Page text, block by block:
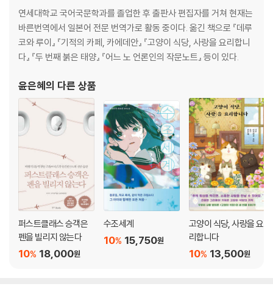
3-13 판타지 세계관 ② 84
3-14 미래 배경의 세계관 ① 86
3-15 미래 배경의 세계관 ② 88
COLUMN 3 절대적인 정답은 없다 다양한 해석과 관점을 참고하자 90
PART 4 사건의 배치, 플롯을 구성한다
4-1 플롯은 완성될 이야기의 예상도다 92
4-2 플롯의 기본 틀을 알아두자 94
4-3 플롯 쉽게 짜기 96
4-4 복선은 플롯 단계에서 생각한다 98
4-5 끌리는 플롯을 만드는 노하우 ① 100
4-6 끌리는 플롯을 만드는 노하우 ② 102
4-7 구성 항목을 참고해 밸런스가 잡힌 플롯을 만든다 104
4-8 잘 써지지 않을 때는 장애물을 만들어 본다 106
4-9 밋밋하다고 느껴진다면 이야기 속 환경을 바꿔 본다 108
COLUMN 4 아이디어의 원천은 일상 속의 정보 수집에 있다 110
연세대학교 국어국문학과를 졸업한 후 출판사 편집자를 거쳐 현재는
바른번역에서 일본어 전문 번역가로 활동 중이다. 옮긴 책으로 『데루
코와 루이』 『기적의 카페, 카에데안』 『고양이 식당, 사랑을 요리합니
다』 『두 번째 붉은 태양』 『어느 노 언론인의 작문노트』 등이 있다.
윤은혜의 다른 상품
퍼스트클래스 승객은
펜을 빌리지 않는다
18,000원
10%
수조세계
15,750원
10%
고양이 식당, 사랑을 요
리합니다
13,500원
10%